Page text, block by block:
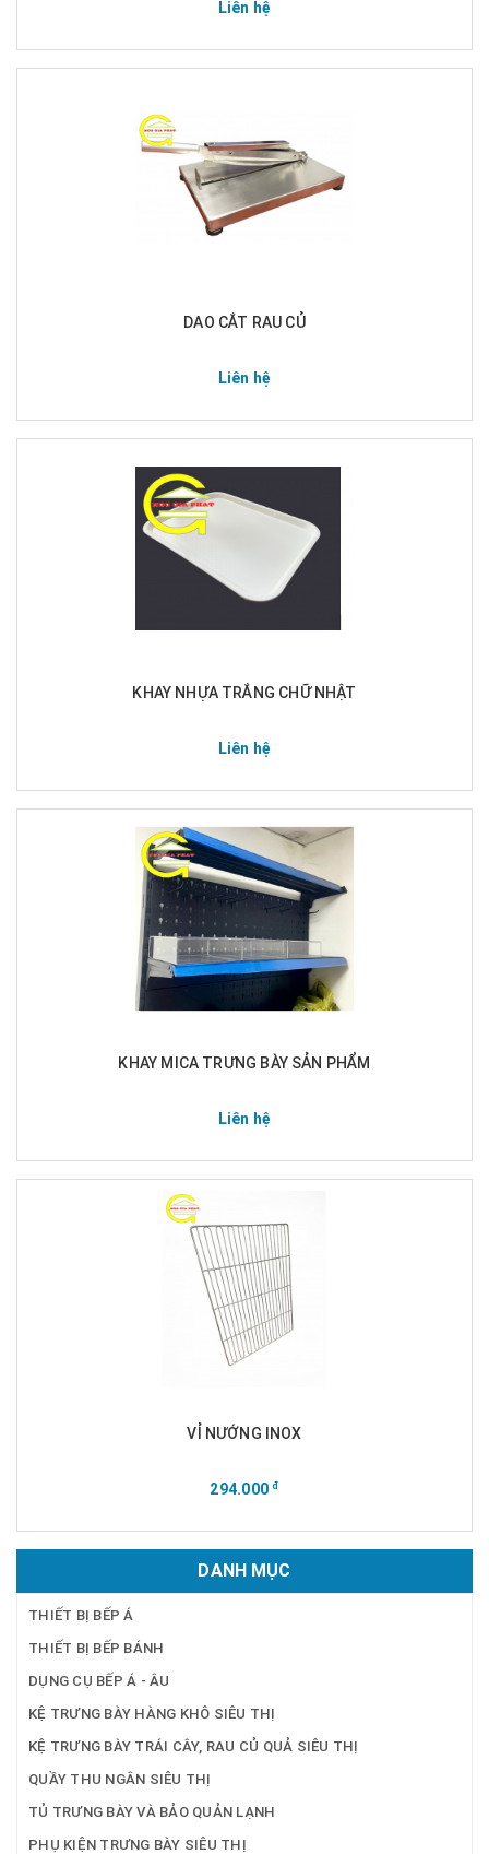
Liên hệ
DAO CẮT RAU CỦ
Liên hệ
KHAY NHỰA TRẮNG CHỮ NHẬT
Liên hệ
KHAY MICA TRƯNG BÀY SẢN PHẨM
Liên hệ
VỈ NƯỚNG INOX
294.000đ
DANH MỤC
THIẾT BỊ BẾP Á
THIẾT BỊ BẾP BÁNH
DỤNG CỤ BẾP Á - ÂU
KỆ TRƯNG BÀY HÀNG KHÔ SIÊU THỊ
KỆ TRƯNG BÀY TRÁI CÂY, RAU CỦ QUẢ SIÊU THỊ
QUẦY THU NGÂN SIÊU THỊ
TỦ TRƯNG BÀY VÀ BẢO QUẢN LẠNH
PHỤ KIỆN TRƯNG BÀY SIÊU THỊ